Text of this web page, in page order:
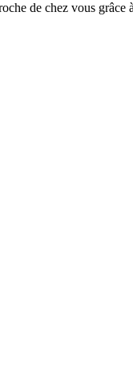
de chez vous grâce